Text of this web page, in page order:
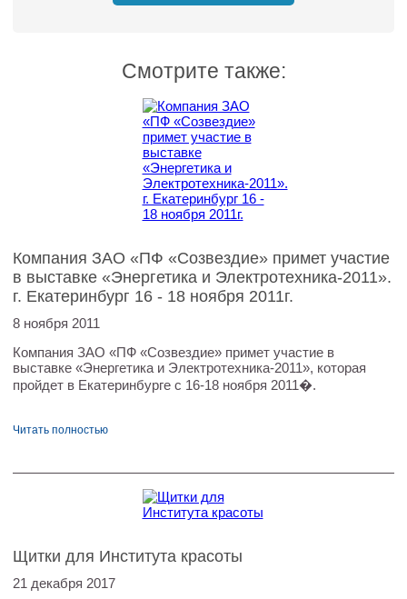
Смотрите также:
Компания ЗАО «ПФ «Созвездие» примет участие
в выставке «Энергетика и Электротехника-2011».
г. Екатеринбург 16 - 18 ноября 2011г.
8 ноября 2011
Компания ЗАО «ПФ «Созвездие» примет участие в
выставке «Энергетика и Электротехника-2011», которая
пройдет в Екатеринбурге с 16-18 ноября 2011�.
Читать полностью
Щитки для Института красоты
21 декабря 2017